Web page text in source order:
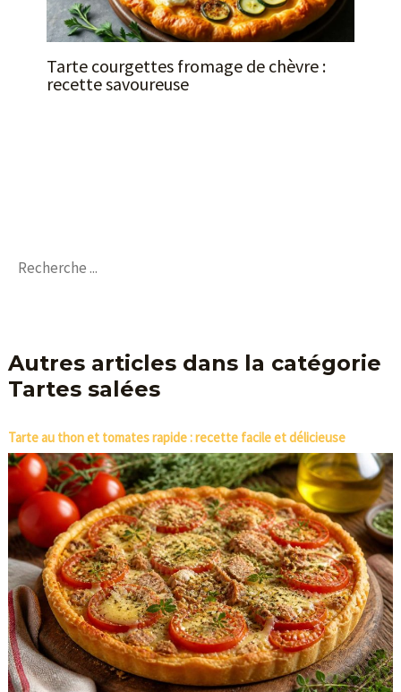
Tarte courgettes fromage de chèvre :
recette savoureuse
Autres articles dans la catégorie
Tartes salées
Tarte au thon et tomates rapide : recette facile et délicieuse